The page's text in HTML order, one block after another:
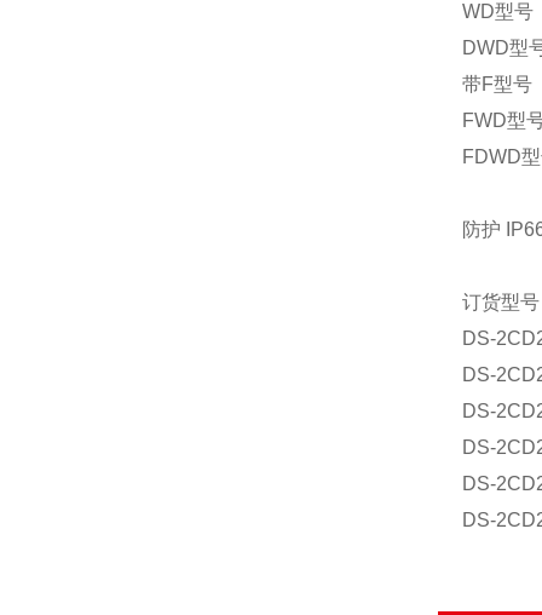
WD型号
DWD型
带F型号
FWD型
FDWD
防护
订货型号
DS-
DS-
DS-
DS-
DS-
DS-